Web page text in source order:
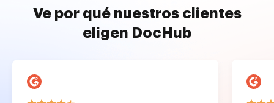
Ve por qué nuestros clientes
eligen DocHub